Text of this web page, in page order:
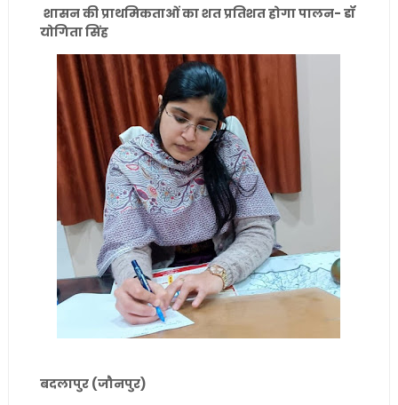
शासन की प्राथमिकताओं का शत प्रतिशत होगा पालन- डॉ
योगिता सिंह
बदलापुर (जौनपुर)